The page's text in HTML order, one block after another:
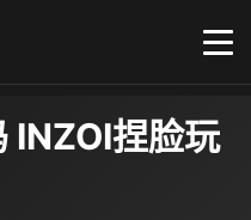
INZOI捏脸玩